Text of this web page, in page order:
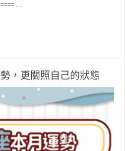
…
，更關照自己的狀態